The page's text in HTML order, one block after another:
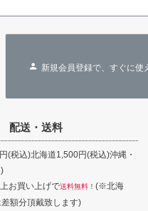
新規会員登録で、すぐに使
配送・送料
税込)北海道1,500円(税込)沖縄・
お買い上げで送料無料！ (※北海
額分頂戴致します)